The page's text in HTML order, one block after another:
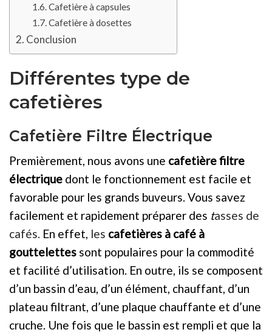
Cafetière à capsules
Cafetière à dosettes
Conclusion
Différentes type de
cafetières
Cafetière Filtre Électrique
Premièrement, nous avons une cafetière filtre
électrique dont le fonctionnement est facile et
favorable pour les grands buveurs. Vous savez
facilement et rapidement préparer des tasses de
cafés. En effet, les cafetières à café à
gouttelettes sont populaires pour la commodité
et facilité d’utilisation. En outre, ils se composent
d’un bassin d’eau, d’un élément, chauffant, d’un
plateau filtrant, d’une plaque chauffante et d’une
cruche. Une fois que le bassin est rempli et que la